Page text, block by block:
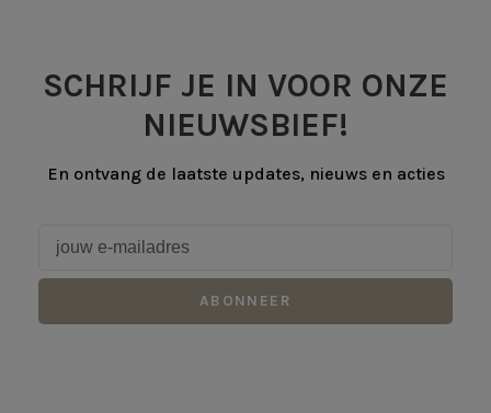
SCHRIJF JE IN VOOR ONZE
NIEUWSBIEF!
En ontvang de laatste updates, nieuws en acties
ABONNEER